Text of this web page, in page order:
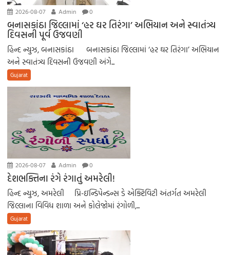
2026-08-07 Admin 0
બનાસકાંઠા જિલ્લામાં ‘હર ઘર તિરંગા’ અભિયાન અને સ્વાતંત્ર્ય
દિવસની પૂર્વ ઉજવણી
હિન્દ ન્યુઝ, બનાસકાંઠા બનાસકાંઠા જિલ્લામાં ‘હર ઘર તિરંગા’ અભિયાન
અને સ્વાતંત્ર્ય દિવસની ઉજવણી અંગે...
Gujarat
2026-08-07 Admin 0
દેશભક્તિના રંગે રંગાતું અમરેલી!
હિન્દ ન્યુઝ, અમરેલી પ્રિ-ઇન્ડિપેન્ડન્સ ડે એક્ટિવિટી અંતર્ગત અમરેલી
જિલ્લાના વિવિધ શાળા અને કોલેજોમાં રંગોળી,...
Gujarat